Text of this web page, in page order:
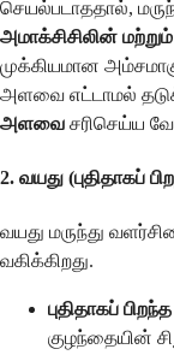
செயல்படாததால்,
அமாக்சிசிலின்
முக்கியமான
அளவை எட்டாமல்
அளவை சரிசெய்ய
2. வயது (புதிதாகப்
வயது மருந்து
வகிக்கிறது.
புதிதாகப்
குழந்தையின்